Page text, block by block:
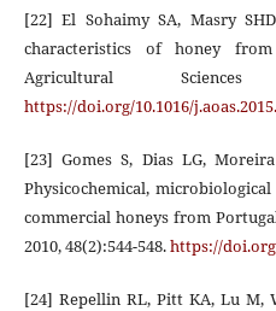
[22] El Sohaimy SA, Masry
characteristics of honey
Agricultural
https://doi.org/10.1016/
[23] Gomes S, Dias LG,
Physicochemical,
commercial honeys from
2010, 48(2):544-548.https://
[24] Repellin RL, Pitt KA, Lu M,